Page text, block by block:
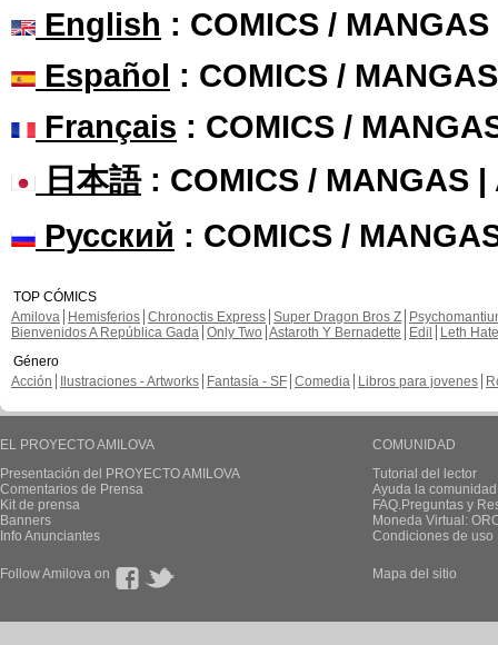
English : COMICS /
Español : COMICS /
Français : COMICS /
日本語: COMICS / MANGAS |
Русский : COMICS /
TOP CÓMICS
Amilova
Hemisferios Chronoctis Express Super Dragon Bros Z
Bienvenidos A República Gada Only Two Astaroth Y Bernadette Edil
Leth Hate
Género
Acción
Ilustraciones - Artworks Fantasía - SF Comedia Libros para jovenes
EL PROYECTO AMILOVA
Presentación del PROYECTO AMILOVA
Comentarios de Prensa
Kit de prensa
Banners
Info Anunciantes
COMUNIDAD
Tutorial del lector
Ayuda la
FAQ.Preguntas y
Moneda Virtual:
Condiciones de uso
Follow Amilova on Mapa del sitio